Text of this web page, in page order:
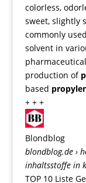
colorless,
sweet, slightly
commonly
solvent in
production of
based
+ + +
Blondblog
blondblog.de›
inhaltsstoffe in
TOP 10 Liste